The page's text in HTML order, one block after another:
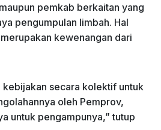
pemkab berkaitan yang
pengumpulan limbah. Hal
kewenangan dari
kebijakan secara kolektif untuk
oleh Pemprov,
untuk pengampunya,” tutup